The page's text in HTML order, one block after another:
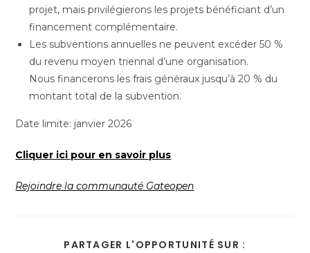
projet, mais privilégierons les projets bénéficiant d’un
financement complémentaire.
Les subventions annuelles ne peuvent excéder 50 %
du revenu moyen triennal d’une organisation.
Nous financerons les frais généraux jusqu’à 20 % du
montant total de la subvention.
Date limite: janvier 2026
Cliquer ici pour en savoir plus
Rejoindre la communauté Gateopen
PARTAGER L'OPPORTUNITÉ SUR :